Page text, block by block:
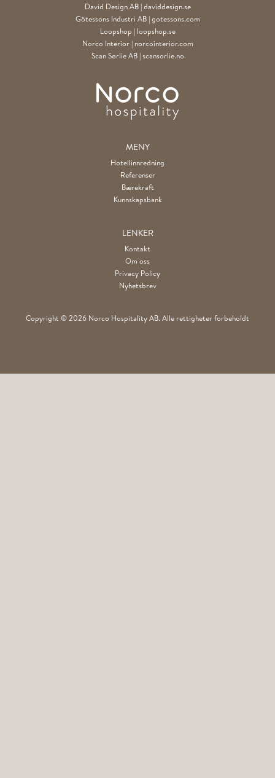
David Design AB |daviddesign.se
Götessons Industri AB |gotessons.com
Loopshop | loopshop.se
Norco Interior | norcointerior.com
Scan Sørlie AB |scansorlie.no
MENY
Hotellinnredning
Referenser
Bærekraft
Kunnskapsbank
LENKER
Kontakt
Om oss
Privacy Policy
Nyhetsbrev
Copyright © 2026 Norco Hospitality AB. Alle rettigheter forbeholdt